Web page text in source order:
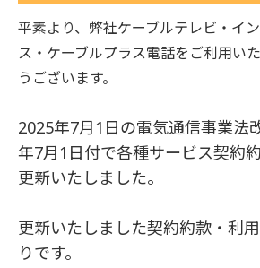
平素より、弊社ケーブルテレビ・イ
ス・ケーブルプラス電話をご利用い
うございます。
2025年7月1日の電気通信事業法
年7月1日付で各種サービス契約
更新いたしました。
更新いたしました契約約款・利
りです。